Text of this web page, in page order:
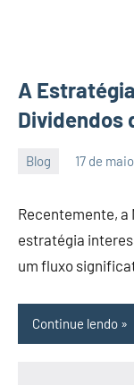
A
Dividendos
Blog 17 de
Nenhum
Recentemente, a
estratégia
um fluxo
Continue lendo